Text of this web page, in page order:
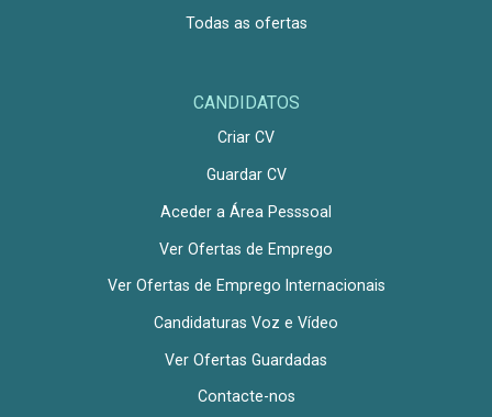
Todas as ofertas
CANDIDATOS
Criar CV
Guardar CV
Aceder a Área Pesssoal
Ver Ofertas de Emprego
Ver Ofertas de Emprego Internacionais
Candidaturas Voz e Vídeo
Ver Ofertas Guardadas
Contacte-nos